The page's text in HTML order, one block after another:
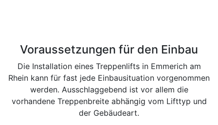
Voraussetzungen für den Einbau
Die Installation eines Treppenlifts in Emmerich am
Rhein kann für fast jede Einbausituation vorgenommen
werden. Ausschlaggebend ist vor allem die
vorhandene Treppenbreite abhängig vom Lifttyp und
der Gebäudeart.